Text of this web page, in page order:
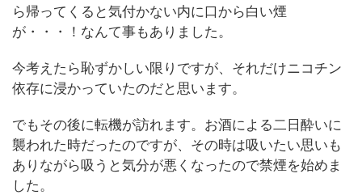
ら帰ってくると気付かない内に口から白い煙
が・・・！なんて事もありました。
今考えたら恥ずかしい限りですが、それだけニコチン
依存に浸かっていたのだと思います。
でもその後に転機が訪れます。お酒による二日酔いに
襲われた時だったのですが、その時は吸いたい思いも
ありながら吸うと気分が悪くなったので禁煙を始めま
した。